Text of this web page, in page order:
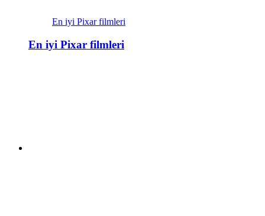
En iyi Pixar filmleri
En iyi Pixar filmleri